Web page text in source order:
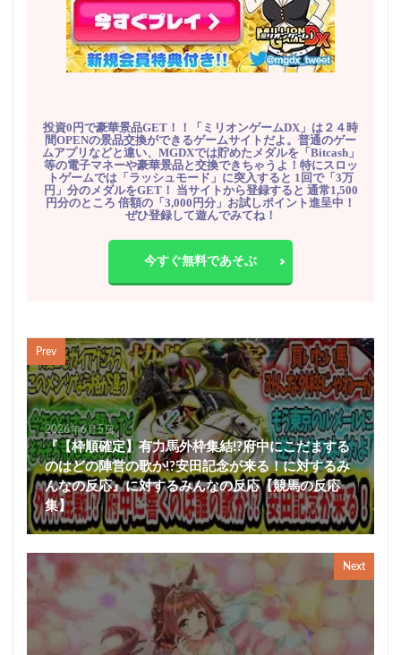
投資0円で豪華景品GET！！「ミリオンゲームDX」は２４時
間OPENの景品交換ができるゲームサイトだよ。普通のゲー
ムアプリなどと違い、MGDXでは貯めたメダルを「Bitcash」
等の電子マネーや豪華景品と交換できちゃうよ！特にスロッ
トゲームでは「ラッシュモード」に突入すると 1回で「3万
円」分のメダルをGET！ 当サイトから登録すると 通常1,500
円分のところ 倍額の「3,000円分」お試しポイント進呈中！
ぜひ登録して遊んでみてね！
今すぐ無料であそぶ
Prev
2026年6月5日
『【枠順確定】有力馬外枠集結!?府中にこだまする
のはどの陣営の歌か!?安田記念が来る！に対するみ
んなの反応』に対するみんなの反応【競馬の反応
集】
Next